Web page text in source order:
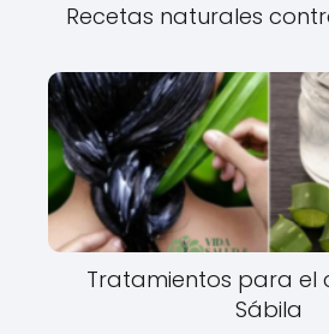
Recetas naturales
Tratamientos para el
Sábila